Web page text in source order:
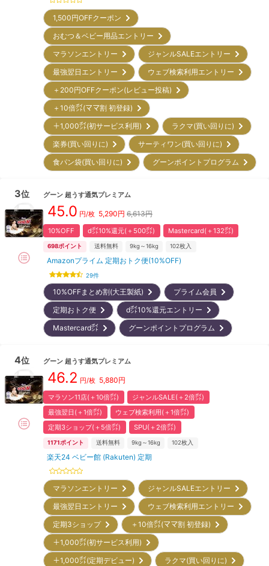
1,500円OFFクーポン
おむつ＆ベビー用品エントリー
マラソンエントリー
ジャンルSALEエントリー
最強翌日エントリー
ウェブ検索利用エントリー
＋200円OFFクーポン(レビュー投稿)
＋10倍㌽(ママ割 初登録)
＋1,000㌽(初サービス利用)
ラクマ(買い回りに)
楽券(買い回りに)
サーティワン(買い回りに)
食パン袋(買い回りに)
グーンポイントプログラム
3位 グーン 超うす通気プレミアム
45.0 円/枚 5,290円 6,613円
10%OFF d㌽10%還元(＋500㌽) Mastercard(＋132㌽)
698ポイント 送料無料 9kg～16kg 102枚入
Amazonプライム 定期おトク便(10%OFF)
29件
10%OFFまとめ割(大王製紙)
プライム会員
定期おトク便
d㌽10%還元エントリー
Mastercard㌽
グーンポイントプログラム
4位 グーン 超うす通気プレミアム
46.2 円/枚 5,880円
マラソン11店(＋10倍㌽)
ジャンルSALE(＋2倍㌽)
最強翌日(＋1倍㌽)
ウェブ検索利用(＋1倍㌽)
定期3ショップ(＋5倍㌽)
SPU(＋2倍㌽)
1171ポイント 送料無料 9kg～16kg 102枚入
楽天24 ベビー館 (Rakuten) 定期
マラソンエントリー
ジャンルSALEエントリー
最強翌日エントリー
ウェブ検索利用エントリー
定期3ショップ
＋10倍㌽(ママ割 初登録)
＋1,000㌽(初サービス利用)
＋1,000㌽(定期デビュー)
ラクマ(買い回りに)